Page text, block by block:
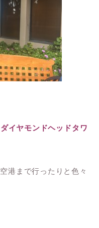
ダイヤモンドヘッドタワ
港まで行ったりと色々